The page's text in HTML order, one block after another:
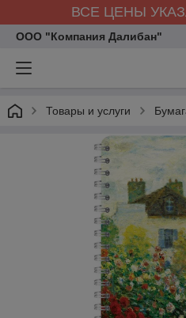
ВСЕ ЦЕНЫ
ООО "Компания Далибан"
Товары и услуги